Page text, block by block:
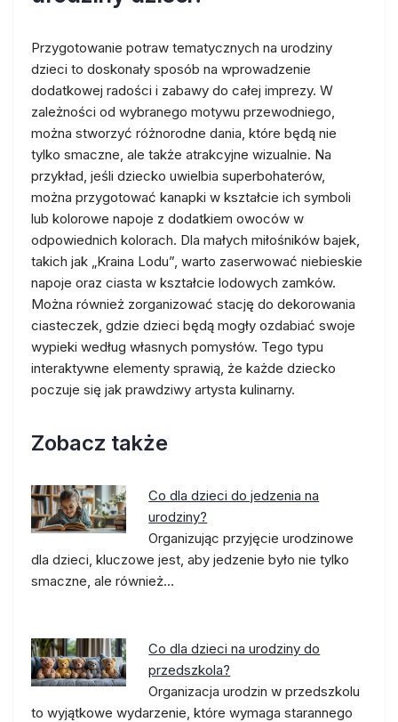
Przygotowanie potraw tematycznych na urodziny
dzieci to doskonały sposób na wprowadzenie
dodatkowej radości i zabawy do całej imprezy. W
zależności od wybranego motywu przewodniego,
można stworzyć różnorodne dania, które będą nie
tylko smaczne, ale także atrakcyjne wizualnie. Na
przykład, jeśli dziecko uwielbia superbohaterów,
można przygotować kanapki w kształcie ich symboli
lub kolorowe napoje z dodatkiem owoców w
odpowiednich kolorach. Dla małych miłośników bajek,
takich jak „Kraina Lodu”, warto zaserwować niebieskie
napoje oraz ciasta w kształcie lodowych zamków.
Można również zorganizować stację do dekorowania
ciasteczek, gdzie dzieci będą mogły ozdabiać swoje
wypieki według własnych pomysłów. Tego typu
interaktywne elementy sprawią, że każde dziecko
poczuje się jak prawdziwy artysta kulinarny.
Zobacz także
Co dla dzieci do jedzenia na
urodziny?
Organizując przyjęcie urodzinowe
dla dzieci, kluczowe jest, aby jedzenie było nie tylko
smaczne, ale również…
Co dla dzieci na urodziny do
przedszkola?
Organizacja urodzin w przedszkolu
to wyjątkowe wydarzenie, które wymaga starannego